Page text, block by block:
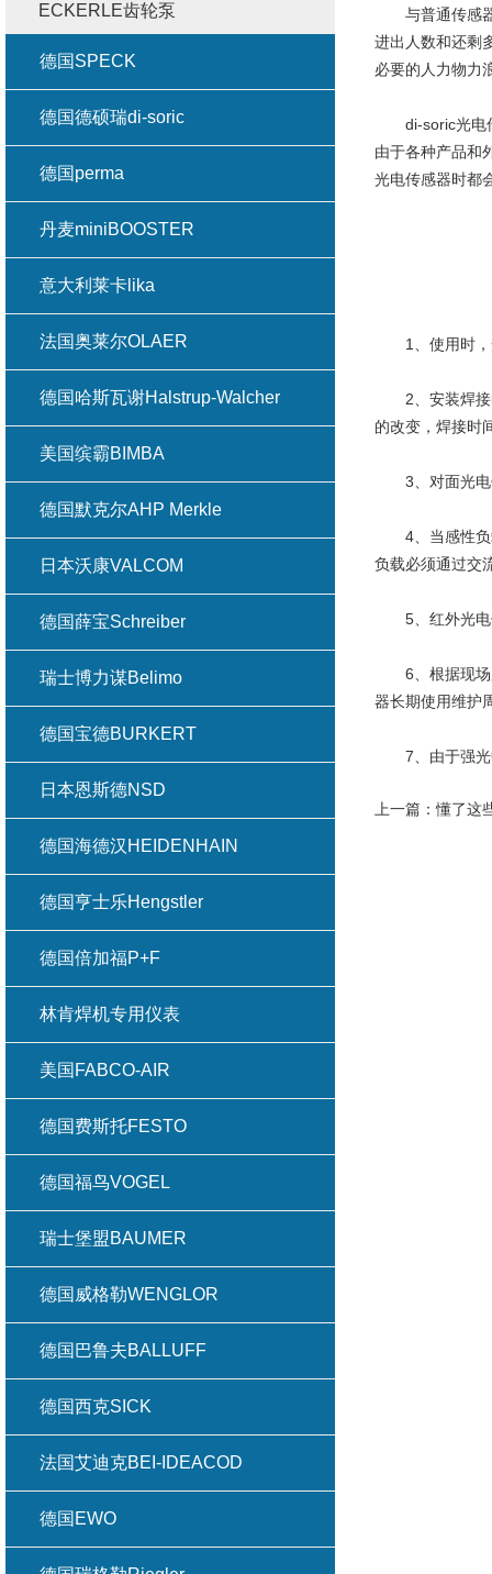
与普通传感
进出人数和还剩
必要的人力物力
di-soric光电传
由于各种产品和
光电传感器时都
1、使用时，
2、安装焊接时
的改变，焊接时
3、对面光电
4、当感性负载
负载必须通过交
5、红外光电
6、根据现场用
器长期使用维护
7、由于强光
上一篇：懂了这
ECKERLE齿轮泵
德国SPECK
德国德硕瑞di-soric
德国perma
丹麦miniBOOSTER
意大利莱卡lika
法国奥莱尔OLAER
德国哈斯瓦谢Halstrup-Walcher
美国缤霸BIMBA
德国默克尔AHP Merkle
日本沃康VALCOM
德国薛宝Schreiber
瑞士博力谋Belimo
德国宝德BURKERT
日本恩斯德NSD
德国海德汉HEIDENHAIN
德国亨士乐Hengstler
德国倍加福P+F
林肯焊机专用仪表
美国FABCO-AIR
德国费斯托FESTO
德国福鸟VOGEL
瑞士堡盟BAUMER
德国威格勒WENGLOR
德国巴鲁夫BALLUFF
德国西克SICK
法国艾迪克BEI-IDEACOD
德国EWO